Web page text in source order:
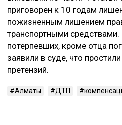
приговорен к 10 годам
пожизненным лишением
транспортными средствами.
потерпевших, кроме отца
заявили в суде, что
претензий.
Алматы ДТП